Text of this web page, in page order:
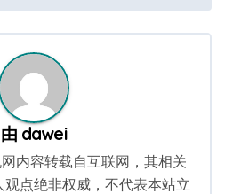
由 dawei
网内容转载自互联网，其相关
点绝非权威，不代表本站立